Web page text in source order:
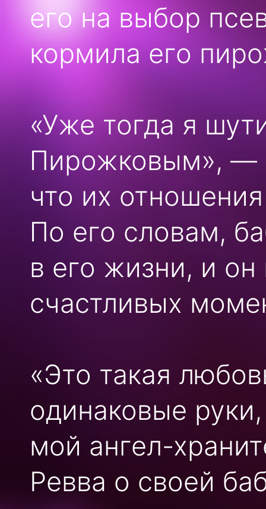
его на выбор
кормила его
«Уже тогда я
Пирожковым», —
что их
По его словам,
в его жизни, и
счастливых
«Это такая
одинаковые
мой ангел-
Ревва о своей